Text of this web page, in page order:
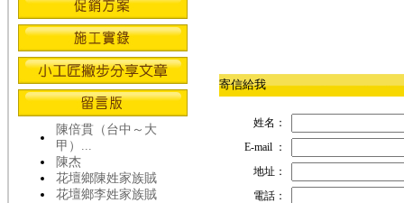
陳倍貫（台中～大
甲）...
陳杰
花壇鄉陳姓家族賊
花壇鄉李姓家族賊
寄信給我
姓名：
E-mail ：
地址：
電話：